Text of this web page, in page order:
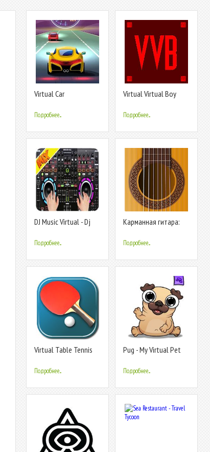
Virtual Car
Подробнее...
Virtual Virtual Boy
Подробнее...
DJ Music Virtual - Dj
Подробнее...
Карманная гитара:
Guitar Pro
Подробнее...
Virtual Table Tennis
Подробнее...
Pug - My Virtual Pet
Подробнее...